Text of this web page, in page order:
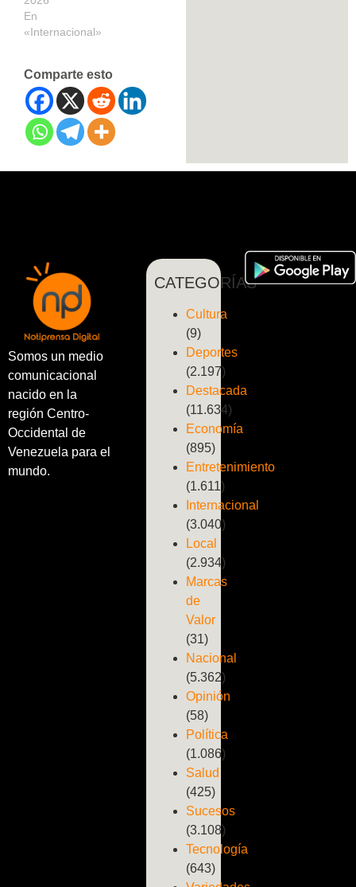
En
«Internacional»
Comparte esto
Somos un medio
comunicacional
nacido en la
región Centro-
Occidental de
Venezuela para el
mundo.
CATEGORÍAS
Cultura
(9)
Deportes
(2.197)
Destacada
(11.634)
Economía
(895)
Entretenimiento
(1.611)
Internacional
(3.040)
Local
(2.934)
Marcas
de
Valor
(31)
Nacional
(5.362)
Opinión
(58)
Política
(1.086)
Salud
(425)
Sucesos
(3.108)
Tecnología
(643)